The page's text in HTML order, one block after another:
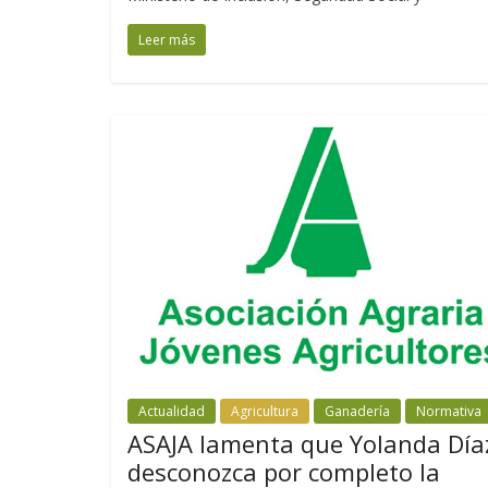
Leer más
Actualidad Agricultura Ganadería Normativa
ASAJA lamenta que Yolanda
desconozca por completo la